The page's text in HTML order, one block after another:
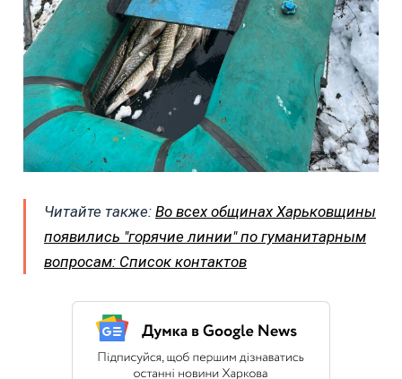
Читайте также: Во всех общинах Харьковщины
появились "горячие линии" по гуманитарным
вопросам: Список контактов